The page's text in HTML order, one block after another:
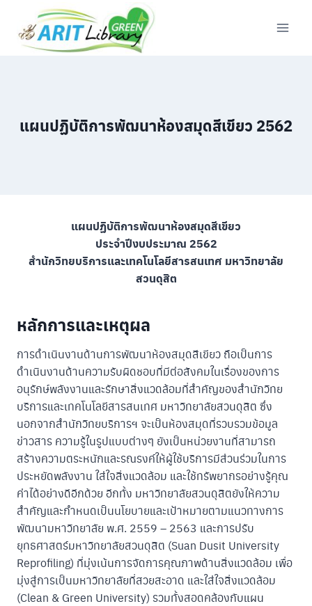
content
แผนปฏิบัติการพัฒนาห้องสมุดสีเขียว 2562
แผนปฏิบัติการพัฒนาห้องสมุดสีเขียว
ประจำปีงบประมาณ 2562
สำนักวิทยบริการและเทคโนโลยีสารสนเทศ มหาวิทยาลัย
สวนดุสิต
หลักการและเหตุผล
การดำเนินงานด้านการพัฒนาห้องสมุดสีเขียว ถือเป็นการ
ดำเนินงานด้านความรับผิดชอบที่มีต่อสังคมในเรื่องของการ
อนุรักษ์พลังงานและรักษาสิ่งแวดล้อมที่สำคัญของสำนักวิทย
บริการและเทคโนโลยีสารสนเทศ มหาวิทยาลัยสวนดุสิต ซึ่ง
นอกจากสำนักวิทยบริการฯ จะเป็นห้องสมุดที่รวบรวมข้อมูล
ข่าวสาร ความรู้ในรูปแบบต่างๆ ยังเป็นหน่วยงานที่สามารถ
สร้างความตระหนักและรณรงค์ให้ผู้ใช้บริการมีส่วนร่วมในการ
ประหยัดพลังงาน ใส่ใจสิ่งแวดล้อม และใช้ทรัพยากรอย่างรู้คุณ
ค่าได้อย่างดีอีกด้วย อีกทั้ง มหาวิทยาลัยสวนดุสิตยังให้ความ
สำคัญและกำหนดเป็นนโยบายและเป้าหมายตามแนวทางการ
พัฒนามหาวิทยาลัย พ.ศ. 2559 – 2563 และการปรับ
ยุทธศาสตร์มหาวิทยาลัยสวนดุสิต (Suan Dusit University
Reprofiling) ที่มุ่งเน้นการจัดการคุณภาพด้านสิ่งแวดล้อม เพื่อ
มุ่งสู่การเป็นมหาวิทยาลัยที่สวยสะอาด และใส่ใจสิ่งแวดล้อม
(Clean & Green University) รวมทั้งสอดคล้องกับแผน